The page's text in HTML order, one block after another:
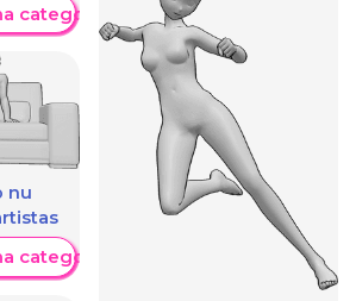
categoria
nu
categoria